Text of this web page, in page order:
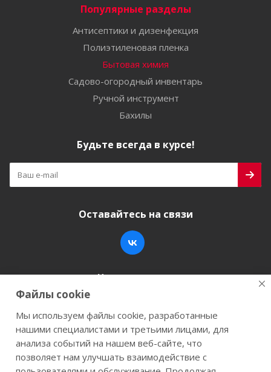
Популярные разделы
Антисептики и дизенфекция
Полиэтиленовая пленка
Бытовая химия
Садово-огородный инвентарь
Ручной инструмент
Бахилы
Будьте всегда в курсе!
Оставайтесь на связи
Наши контакты
+7 (846) 200-05-15
г. Самара, ул. Заводское шоссе, 17
Файлы cookie
Мы используем файлы cookie, разработанные
нашими специалистами и третьими лицами, для
анализа событий на нашем веб-сайте, что
позволяет нам улучшать взаимодействие с